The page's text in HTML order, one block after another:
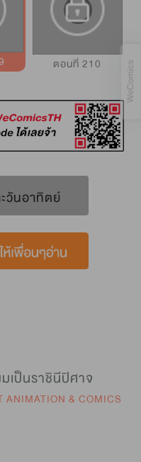
ตอนที่ 210
วันอาทิตย์
เป็นราชินีปิศาจ
ANIMATION & COMICS